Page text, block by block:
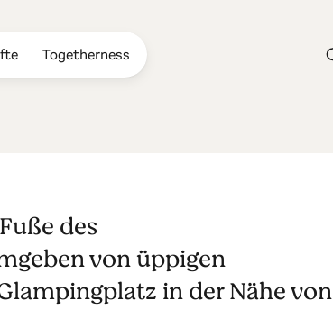
Togetherness
des
von üppigen
in der Nähe von